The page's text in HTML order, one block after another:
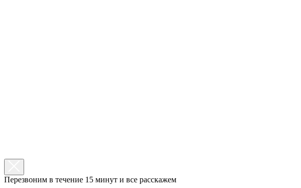
Перезвоним в течение 15 минут и все расскажем